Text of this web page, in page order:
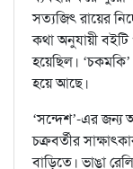
সত্যজিৎ রায়ের
কথা অনুযায়ী
হয়েছিল।
হয়ে আছে।
‘সন্দেশ’-এর জন্য
চক্রবর্তীর
বাড়িতে। ভাঙা